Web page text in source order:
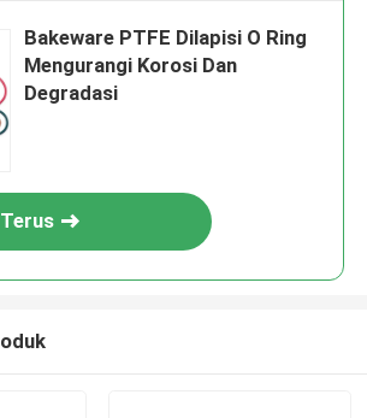
Bakeware PTFE Dilapisi O Ring
Mengurangi Korosi Dan
Degradasi
Terus